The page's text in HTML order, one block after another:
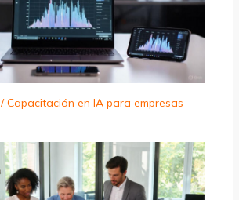
/Capacitación en IA para empresas